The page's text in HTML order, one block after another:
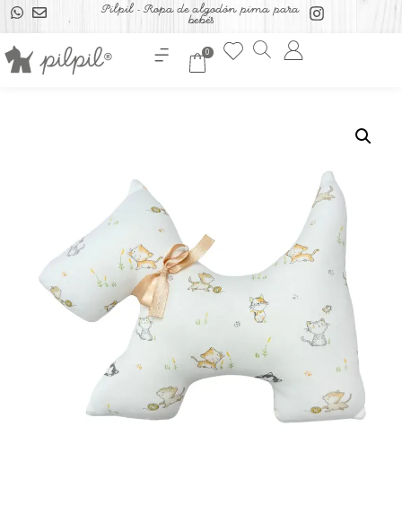
Pilpil - Ropa de algodón pima para
bebés
0